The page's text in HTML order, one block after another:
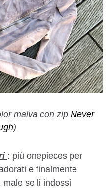
malva con zip Never
)
: più onepieces per
e finalmente
male se li indossi